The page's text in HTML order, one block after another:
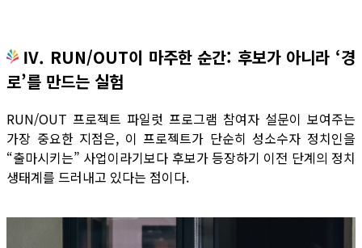
Ⅳ. RUN/OUT이 마주한 순간: 후보가 아니라 ‘경
로’를 만드는 실험
RUN/OUT 프로젝트 파일럿 프로그램 참여자 설문이 보여주는
가장 중요한 지점은, 이 프로젝트가 단순히 성소수자 정치인을
“출마시키는” 사업이라기보다 후보가 등장하기 이전 단계의 정치
생태계를 드러내고 있다는 점이다.